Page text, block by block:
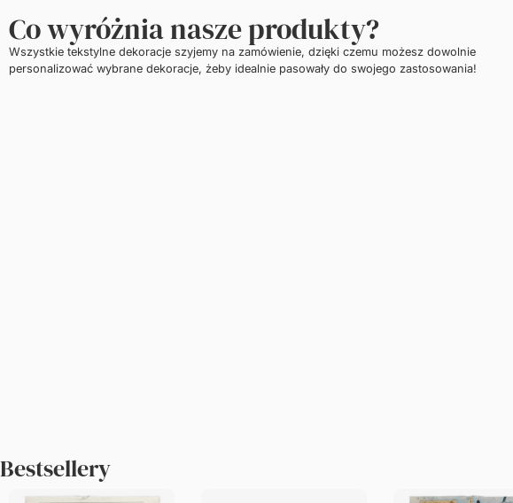
Co wyróżnia nasze produkty?
Wszystkie tekstylne dekoracje szyjemy na zamówienie, dzięki czemu możesz dowolnie
personalizować wybrane dekoracje, żeby idealnie pasowały do swojego zastosowania!
Bestsellery